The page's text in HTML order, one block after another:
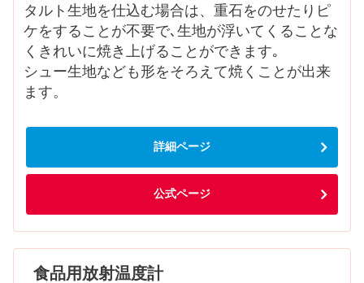
タルト生地を仕込む場合は、重石をのせたりピ
ケをすることが不要で､生地が浮いてくることな
くきれいに焼き上げることができます｡
シュー生地なども形をそろえて焼くことが出来
ます。
詳細ページ
公式ページ
食品用放射温度計